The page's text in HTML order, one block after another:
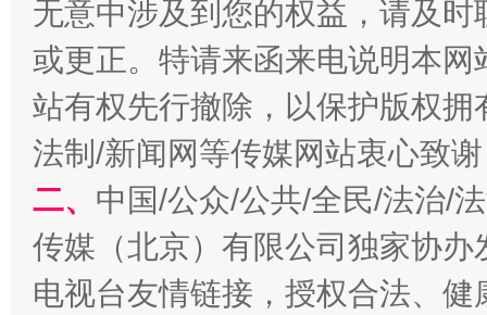
揭开“小金库”的免责幌子
无意中涉及到您的权益，请及
或更正。特请来函来电说明本
站有权先行撤除，以保护版权
法制/新闻网等传媒网站衷心致
二、 中国/公众/公共/全民/法治/
传媒（北京）有限公司独家协
电视台友情链接，授权合法、